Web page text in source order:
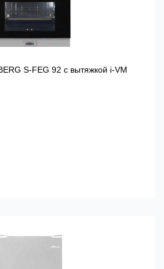
S-FEG 92 с вытяжкой i-VM